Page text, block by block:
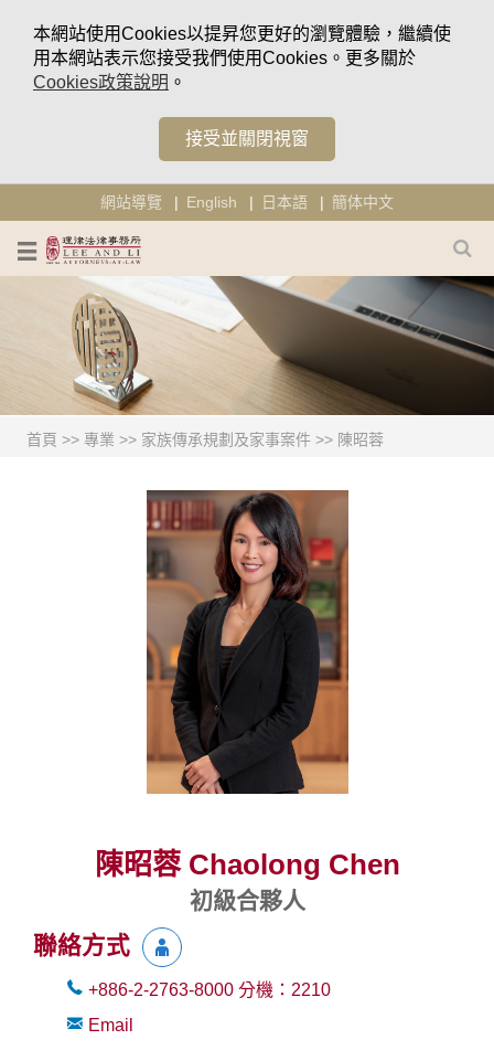
本網站使用Cookies以提昇您更好的瀏覽體驗，繼續使
用本網站表示您接受我們使用Cookies。更多關於
Cookies政策說明 。
接受並關閉視窗
網站導覽 English 日本語 簡体中文
首頁 >> 專業 >> 家族傳承規劃及家事案件 >> 陳昭蓉
陳昭蓉 Chaolong Chen
初級合夥人
聯絡方式
+886-2-2763-8000 分機： 2210
Email